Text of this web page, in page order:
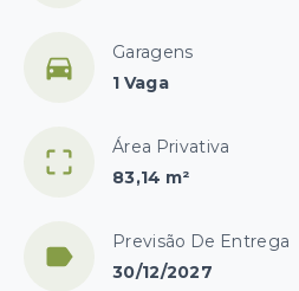
Garagens
1 Vaga
Área Privativa
83,14 m²
Previsão De Entrega
30/12/2027